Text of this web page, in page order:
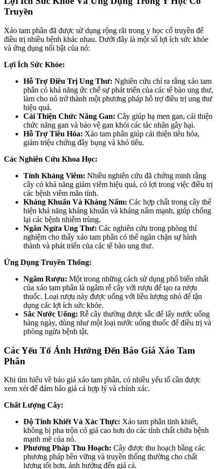
Truyền
Xáo tam phân đã được sử dụng rộng rãi trong y học cổ truyền để
điều trị nhiều bệnh khác nhau. Dưới đây là một số lợi ích sức khỏe
và ứng dụng nổi bật của nó:
Lợi Ích Sức Khỏe:
Hỗ Trợ Điều Trị Ung Thư: Nghiên cứu chỉ ra rằng xáo tam
phân có khả năng ức chế sự phát triển của các tế bào ung thư,
làm cho nó trở thành một phương pháp hỗ trợ điều trị ung thư
hiệu quả.
Cải Thiện Chức Năng Gan: Cây giúp hạ men gan, cải thiện
chức năng gan và bảo vệ gan khỏi các tác nhân gây hại.
Hỗ Trợ Tiêu Hóa: Xáo tam phân giúp cải thiện tiêu hóa,
giảm triệu chứng đầy bụng và khó tiêu.
Các Nghiên Cứu Khoa Học:
Tính Kháng Viêm: Nhiều nghiên cứu đã chứng minh rằng
cây có khả năng giảm viêm hiệu quả, có lợi trong việc điều trị
các bệnh viêm mãn tính.
Kháng Khuẩn Và Kháng Nấm: Các hợp chất trong cây thể
hiện khả năng kháng khuẩn và kháng nấm mạnh, giúp chống
lại các bệnh nhiễm trùng.
Ngăn Ngừa Ung Thư: Các nghiên cứu trong phòng thí
nghiệm cho thấy xáo tam phân có thể ngăn chặn sự hình
thành và phát triển của các tế bào ung thư.
Ứng Dụng Truyền Thống:
Ngâm Rượu: Một trong những cách sử dụng phổ biến nhất
của xáo tam phân là ngâm rễ cây với rượu để tạo ra rượu
thuốc. Loại rượu này được uống với liều lượng nhỏ để tận
dụng các lợi ích sức khỏe.
Sắc Nước Uống: Rễ cây thường được sắc để lấy nước uống
hàng ngày, dùng như một loại nước uống thuốc để điều trị và
phòng ngừa bệnh tật.
Các Yếu Tố Ảnh Hưởng Đến Báo Giá Xáo Tam
Phân
Khi tìm hiểu về báo giá xáo tam phân, có nhiều yếu tố cần được
xem xét để đảm bảo giá cả hợp lý và chính xác.
Chất Lượng Cây:
Độ Tinh Khiết Và Xác Thực: Xáo tam phân tinh khiết,
không bị pha trộn có giá cao hơn do các tính chất chữa bệnh
mạnh mẽ của nó.
Phương Pháp Thu Hoạch: Cây được thu hoạch bằng các
phương pháp bền vững và truyền thống thường cho chất
lượng tốt hơn, ảnh hưởng đến giá cả.